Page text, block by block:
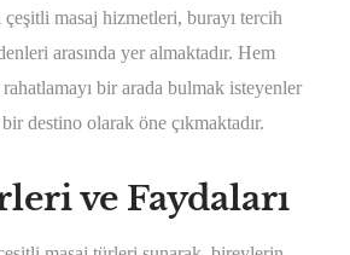
çeşitli masaj hizmetleri, burayı tercih
arasında yer almaktadır. Hem
bir arada bulmak isteyenler
destino olarak öne çıkmaktadır.
ve Faydaları